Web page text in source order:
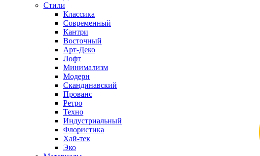
Стили
Классика
Современный
Кантри
Восточный
Арт-Деко
Лофт
Минимализм
Модерн
Скандинавский
Прованс
Ретро
Техно
Индустриальный
Флористика
Хай-тек
Эко